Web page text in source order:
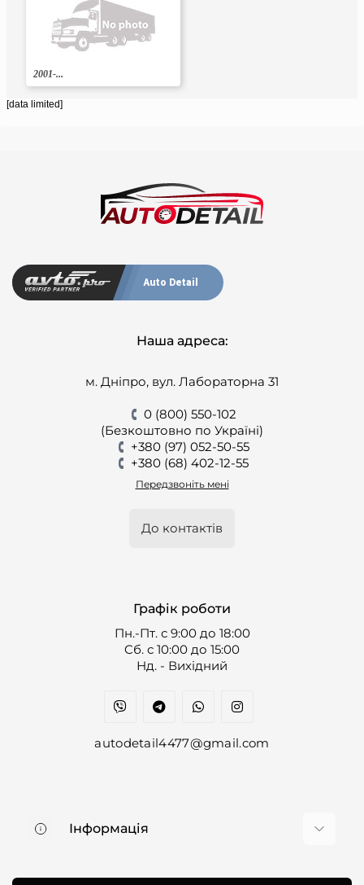
2001-...
[data limited]
Auto Detail
Наша адреса:
м. Дніпро, вул. Лабораторна 31
0 (800) 550-102
(Безкоштовно по Україні)
+380 (97) 052-50-55
+380 (68) 402-12-55
Передзвоніть мені
До контактів
Графік роботи
Пн.-Пт. с 9:00 до 18:00
Cб. с 10:00 до 15:00
Нд. - Вихідний
autodetail4477@gmail.com
Інформація